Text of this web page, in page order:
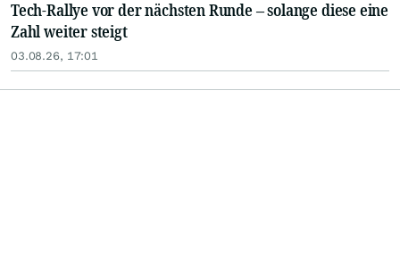
Tech-Rallye vor der nächsten Runde – solange diese eine
Zahl weiter steigt
03.08.26, 17:01